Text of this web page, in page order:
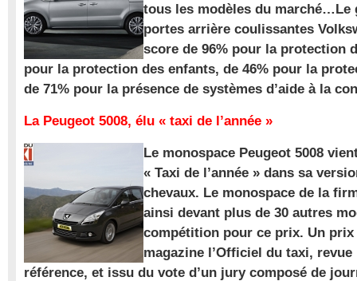
tous les modèles du marché…Le
portes arrière coulissantes
score de 96% pour la protection
pour la protection des enfants, de 46% pour la
de 71% pour la présence de systèmes d’aide à la
La Peugeot 5008, élu « taxi de l’année »
Le monospace Peugeot 5008
« Taxi de l’année » dans sa
chevaux. Le monospace de la
ainsi devant plus de 30 autres
compétition pour ce prix. Un
magazine l’Officiel du taxi,
référence, et issu du vote d’un jury composé de